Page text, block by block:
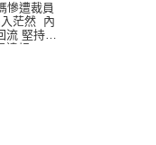
慘遭裁員
茫然 內
流 堅持留
遠規